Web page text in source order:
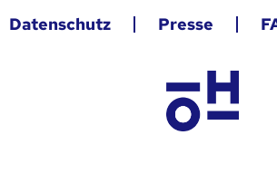
Datenschutz Presse